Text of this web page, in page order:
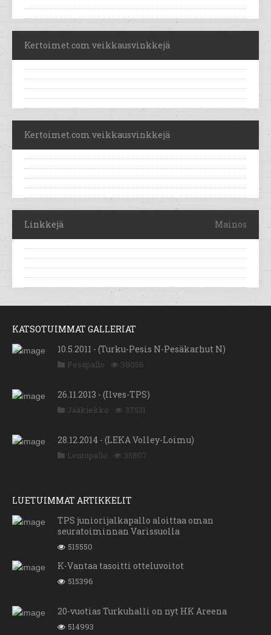
Kertoimet.com veikkausvinkkejä
Kertoimet.com veikkausvinkkejä
Linkkejä Mainos
KATSOTUIMMAT GALLERIAT
10.5.2011 - (Turku-Pesis N-Pesäkarhut N)
Pesäpallo 38056
26.11.2013 - (Ilves-TPS)
Jääkiekko 37531
28.12.2014 - (LEKA Volley-Loimu)
Lentopallo 35807
LUETUIMMAT ARTIKKELIT
TPS juniorijalkapallo aloittaa oman
seuratoiminnan Varissuolla
515550
K-Vantaa tasoitti otteluvoitot
515396
20-vuotias Turkuhalli on nyt HK Areena
514993